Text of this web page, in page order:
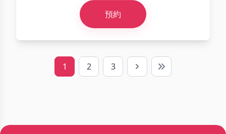
預約
1 2 3 Next Last